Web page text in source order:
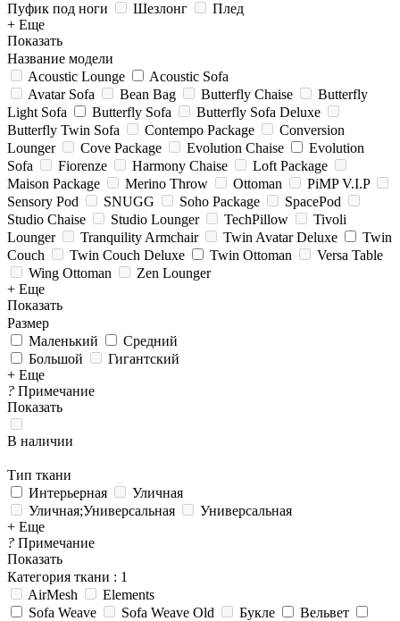
Пуфик под ноги
Шезлонг
Плед
+ Еще
Показать
Название модели
Acoustic Lounge
Acoustic Sofa
Avatar Sofa
Bean Bag Butterfly Chaise
Butterfly
Light Sofa
Butterfly Sofa
Butterfly Sofa Deluxe
Butterfly Twin Sofa
Contempo Package
Conversion
Lounger
Cove Package Evolution Chaise
Evolution
Sofa
Fiorenze Harmony Chaise
Loft Package
Maison Package
Merino Throw Ottoman
PiMP V.I.P
Sensory Pod
SNUGG Soho Package
SpacePod
Studio Chaise
Studio Lounger TechPillow
Tivoli
Lounger
Tranquility Armchair Twin Avatar Deluxe
Twin
Couch
Twin Couch Deluxe Twin Ottoman
Versa Table
Wing Ottoman
Zen Lounger
+ Еще
Показать
Размер
Маленький
Средний
Большой
Гигантский
+ Еще
? Примечание
Показать
В наличии
Тип ткани
Интерьерная
Уличная
Уличная;Универсальная
Универсальная
+ Еще
? Примечание
Показать
Категория ткани : 1
AirMesh
Elements
Sofa Weave
Sofa Weave Old Букле
Вельвет